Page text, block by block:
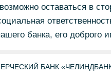
оставаться в
банка, его доброго
БАНК